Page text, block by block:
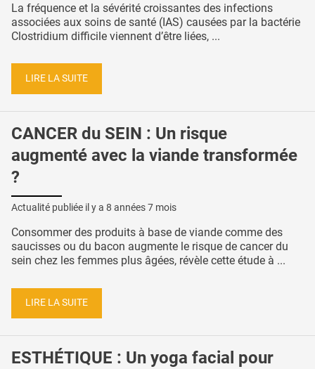
La fréquence et la sévérité croissantes des infections
associées aux soins de santé (IAS) causées par la bactérie
Clostridium difficile viennent d’être liées, ...
LIRE LA SUITE
CANCER du SEIN : Un risque
augmenté avec la viande transformée
?
Actualité publiée il y a 8 années 7 mois
Consommer des produits à base de viande comme des
saucisses ou du bacon augmente le risque de cancer du
sein chez les femmes plus âgées, révèle cette étude à ...
LIRE LA SUITE
ESTHÉTIQUE : Un yoga facial pour